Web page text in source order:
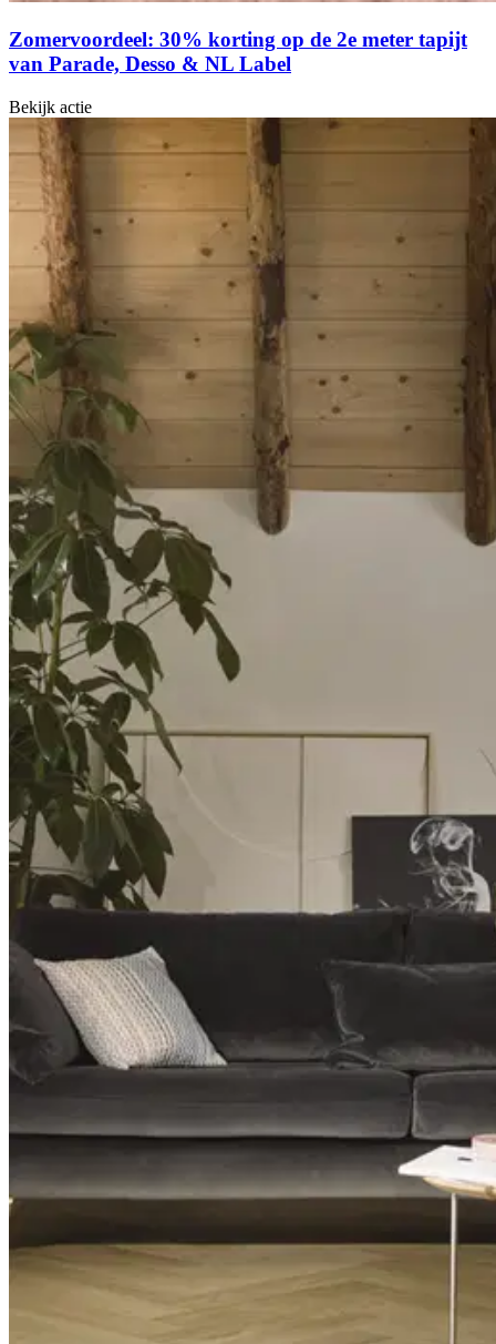
Zomervoordeel: 30% korting op de 2e meter tapijt
van Parade, Desso & NL Label
Bekijk actie